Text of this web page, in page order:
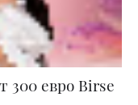
300 евро Birse